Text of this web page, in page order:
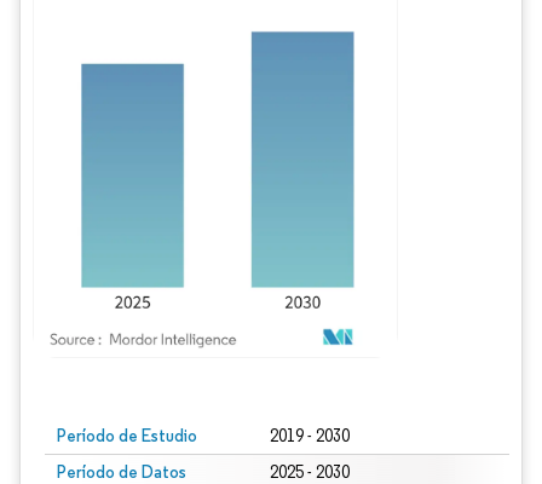
Período de Estudio 2019 - 2030
Período de Datos
2025 - 2030